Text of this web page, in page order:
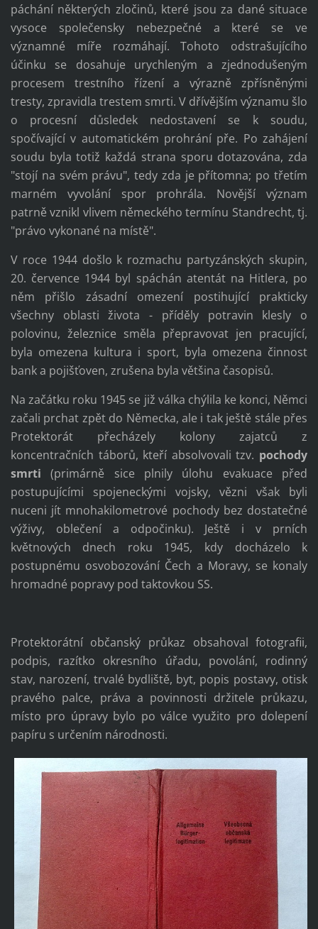
páchání některých zločinů, které jsou za dané situace
vysoce společensky nebezpečné a které se ve
významné míře rozmáhají. Tohoto odstrašujícího
účinku se dosahuje urychleným a zjednodušeným
procesem trestního řízení a výrazně zpřísněnými
tresty, zpravidla trestem smrti. V dřívějším významu šlo
o procesní důsledek nedostavení se k soudu,
spočívající v automatickém prohrání pře. Po zahájení
soudu byla totiž každá strana sporu dotazována, zda
"stojí na svém právu", tedy zda je přítomna; po třetím
marném vyvolání spor prohrála. Novější význam
patrně vznikl vlivem německého termínu Standrecht, tj.
"právo vykonané na místě".
V roce 1944 došlo k rozmachu partyzánských skupin,
20. července 1944 byl spáchán atentát na Hitlera, po
něm přišlo zásadní omezení postihující prakticky
všechny oblasti života - příděly potravin klesly o
polovinu, železnice směla přepravovat jen pracující,
byla omezena kultura i sport, byla omezena činnost
bank a pojišťoven, zrušena byla většina časopisů.
Na začátku roku 1945 se již válka chýlila ke konci, Němci
začali prchat zpět do Německa, ale i tak ještě stále přes
Protektorát přecházely kolony zajatců z
koncentračních táborů, kteří absolvovali tzv. pochody
smrti (primárně sice plnily úlohu evakuace před
postupujícími spojeneckými vojsky, vězni však byli
nuceni jít mnohakilometrové pochody bez dostatečné
výživy, oblečení a odpočinku). Ještě i v prních
květnových dnech roku 1945, kdy docházelo k
postupnému osvobozování Čech a Moravy, se konaly
hromadné popravy pod taktovkou SS.
Protektorátní občanský průkaz obsahoval fotografii,
podpis, razítko okresního úřadu, povolání, rodinný
stav, narození, trvalé bydliště, byt, popis postavy, otisk
pravého palce, práva a povinnosti držitele průkazu,
místo pro úpravy bylo po válce využito pro dolepení
papíru s určením národnosti.